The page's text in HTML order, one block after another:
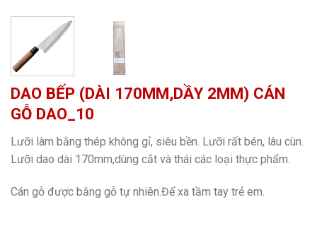
DAO BẾP (DÀI 170MM,DẦY 2MM) CÁN
GỖ DAO_10
Lưỡi làm bằng thép không gỉ, siêu bền. Lưỡi rất bén, lâu cùn.
Lưỡi dao dài 170mm,dùng cắt và thái các loại thực phẩm.
Cán gỗ được bằng gỗ tự nhiên.Để xa tầm tay trẻ em.